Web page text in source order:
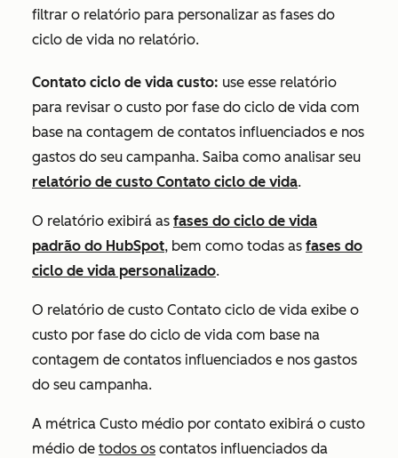
filtrar o relatório para personalizar as fases do
ciclo de vida no relatório.
Contato ciclo de vida custo: use esse relatório
para revisar o custo por fase do ciclo de vida com
base na contagem de contatos influenciados e nos
gastos do seu campanha. Saiba como analisar seu
relatório de custo Contato ciclo de vida.
O relatório exibirá as fases do ciclo de vida
padrão do HubSpot, bem como todas as fases do
ciclo de vida personalizado.
O relatório de custo Contato ciclo de vida exibe o
custo por fase do ciclo de vida com base na
contagem de contatos influenciados e nos gastos
do seu campanha.
A métrica Custo médio por contato exibirá o custo
médio de todos os contatos influenciados da